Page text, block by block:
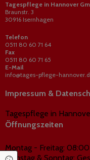
Tagespflege in Hannover
Braunstr. 3
30916 Isernhagen
Telefon
0511 80 60 71 64
Fax
0511 80 60 71 65
E-Mail
info@tages-pflege-
Impressum &
Tagespflege in
Öffnungszeiten
Montag - Freitag:
Samstag & Sonntag: